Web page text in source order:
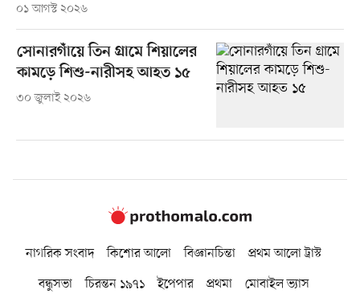
০১ আগস্ট ২০২৬
সোনারগাঁয়ে তিন গ্রামে শিয়ালের
কামড়ে শিশু-নারীসহ আহত ১৫
৩০ জুলাই ২০২৬
নাগরিক সংবাদ কিশোর আলো বিজ্ঞানচিন্তা
প্রথম আলো ট্রাস্ট
বন্ধুসভা
চিরন্তন ১৯৭১ ইপেপার প্রথমা মোবাইল ভ্যাস